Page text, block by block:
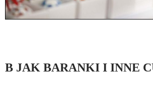
B JAK BARANKI I INNE